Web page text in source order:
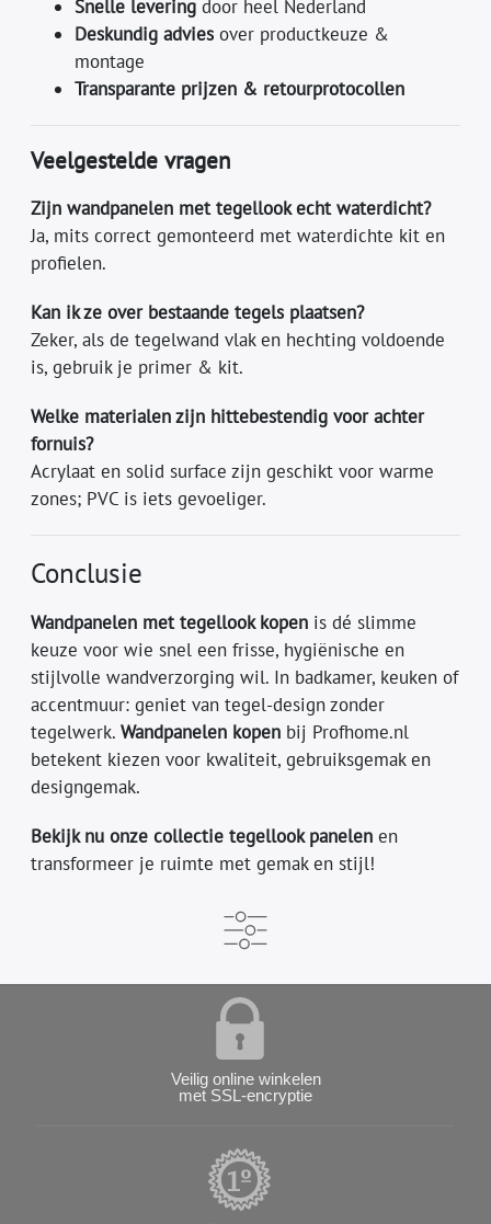
Snelle levering door heel Nederland
Deskundig advies over productkeuze &
montage
Transparante prijzen & retourprotocollen
Veelgestelde vragen
Zijn wandpanelen met tegellook echt waterdicht?
Ja, mits correct gemonteerd met waterdichte kit en
profielen.
Kan ik ze over bestaande tegels plaatsen?
Zeker, als de tegelwand vlak en hechting voldoende
is, gebruik je primer & kit.
Welke materialen zijn hittebestendig voor achter
fornuis?
Acrylaat en solid surface zijn geschikt voor warme
zones; PVC is iets gevoeliger.
Conclusie
Wandpanelen met tegellook kopen is dé slimme
keuze voor wie snel een frisse, hygiënische en
stijlvolle wandverzorging wil. In badkamer, keuken of
accentmuur: geniet van tegel-design zonder
tegelwerk.Wandpanelen kopen bij Profhome.nl
betekent kiezen voor kwaliteit, gebruiksgemak en
designgemak.
Bekijk nu onze collectie tegellook panelen en
transformeer je ruimte met gemak en stijl!
Veilig online winkelen
met SSL-encryptie